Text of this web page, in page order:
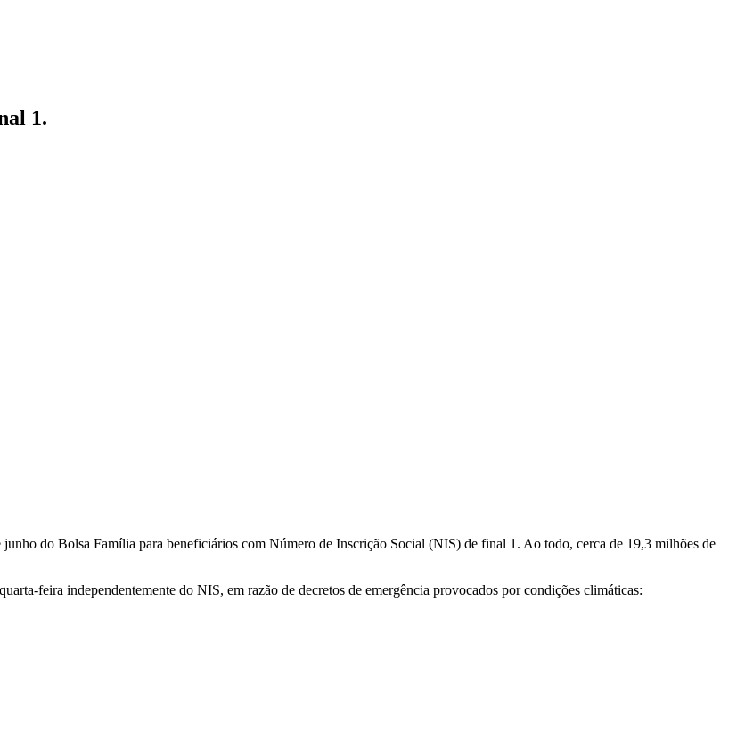
1.
do Bolsa Família para beneficiários com Número de Inscrição Social (NIS) de final 1. Ao todo, cerca de 19,3 milhões de
feira independentemente do NIS, em razão de decretos de emergência provocados por condições climáticas: